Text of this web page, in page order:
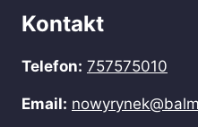
Kontakt
Telefon: 757575010
Email: